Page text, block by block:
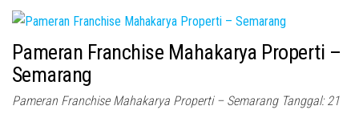
Pameran Franchise Mahakarya Properti –
Semarang
Pameran Franchise Mahakarya Properti – Semarang Tanggal: 21